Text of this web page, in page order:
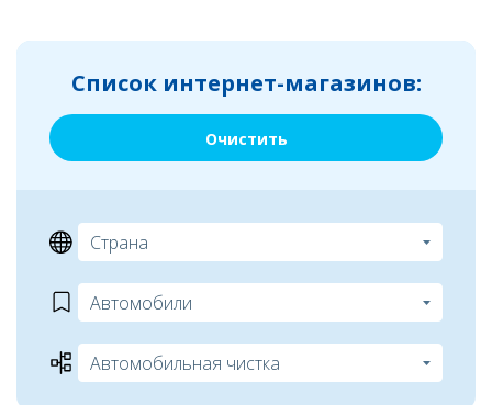
Список интернет-магазинов:
Очистить